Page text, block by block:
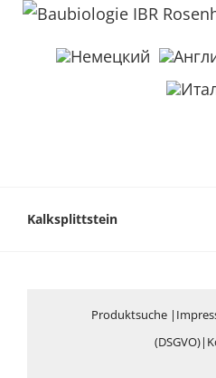
Kalksplittstein
Produktsuche|
(DSGVO)|